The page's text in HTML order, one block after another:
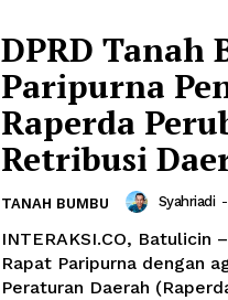
DPRD Tanah
Paripurna
Raperda
Retribusi
TANAH BUMBU Syahriadi -
INTERAKSI.CO, Batulicin
Rapat Paripurna dengan
Peraturan Daerah